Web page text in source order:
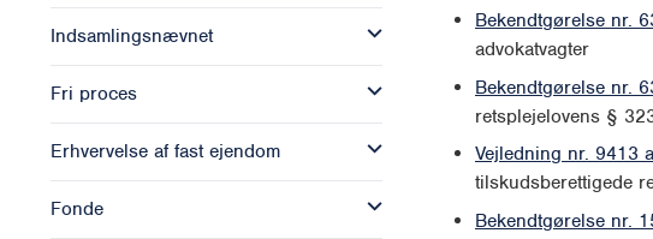
Indsamlingsnævnet
Fri proces
Erhvervelse af fast ejendom
Fonde
Bekendtgørelse nr.
advokatvagter
Bekendtgørelse nr.
retsplejelovens §
Vejledning nr. 9413
tilskudsberettigede
Bekendtgørelse nr.